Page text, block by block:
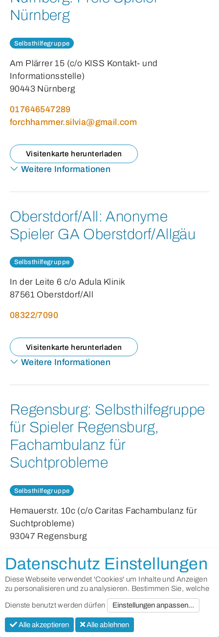
Nürnberg
Selbsthilfegruppe
Am Plärrer 15 (c/o KISS Kontakt- und
Informationsstelle)
90443 Nürnberg
017646547289
forchhammer.silvia@gmail.com
Visitenkarte herunterladen
Weitere Informationen
Oberstdorf/All: Anonyme
Spieler GA Oberstdorf/Allgäu
Selbsthilfegruppe
In der Leite 6 c/o Adula Klinik
87561 Oberstdorf/All
08322/7090
Visitenkarte herunterladen
Weitere Informationen
Regensburg: Selbsthilfegruppe
für Spieler Regensburg,
Fachambulanz für
Suchtprobleme
Selbsthilfegruppe
Hemauerstr. 10c (c/o Caritas Fachambulanz für
Suchtprobleme)
93047 Regensburg
Tel: 0941/630827
0941630827-60
suchtambulanz@caritas-regensburg.de
http://www.caritas-
regensburg.de/beratenundhelfen/suchthilfe/
Datenschutz Einstellungen
Diese Webseite verwendet 'Cookies' um Inhalte und Anzeigen
zu personalisieren und zu analysieren. Bestimmen Sie, welche
Dienste benutzt werden dürfen Einstellungen anpassen...
Alle akzeptieren Alle ablehnen